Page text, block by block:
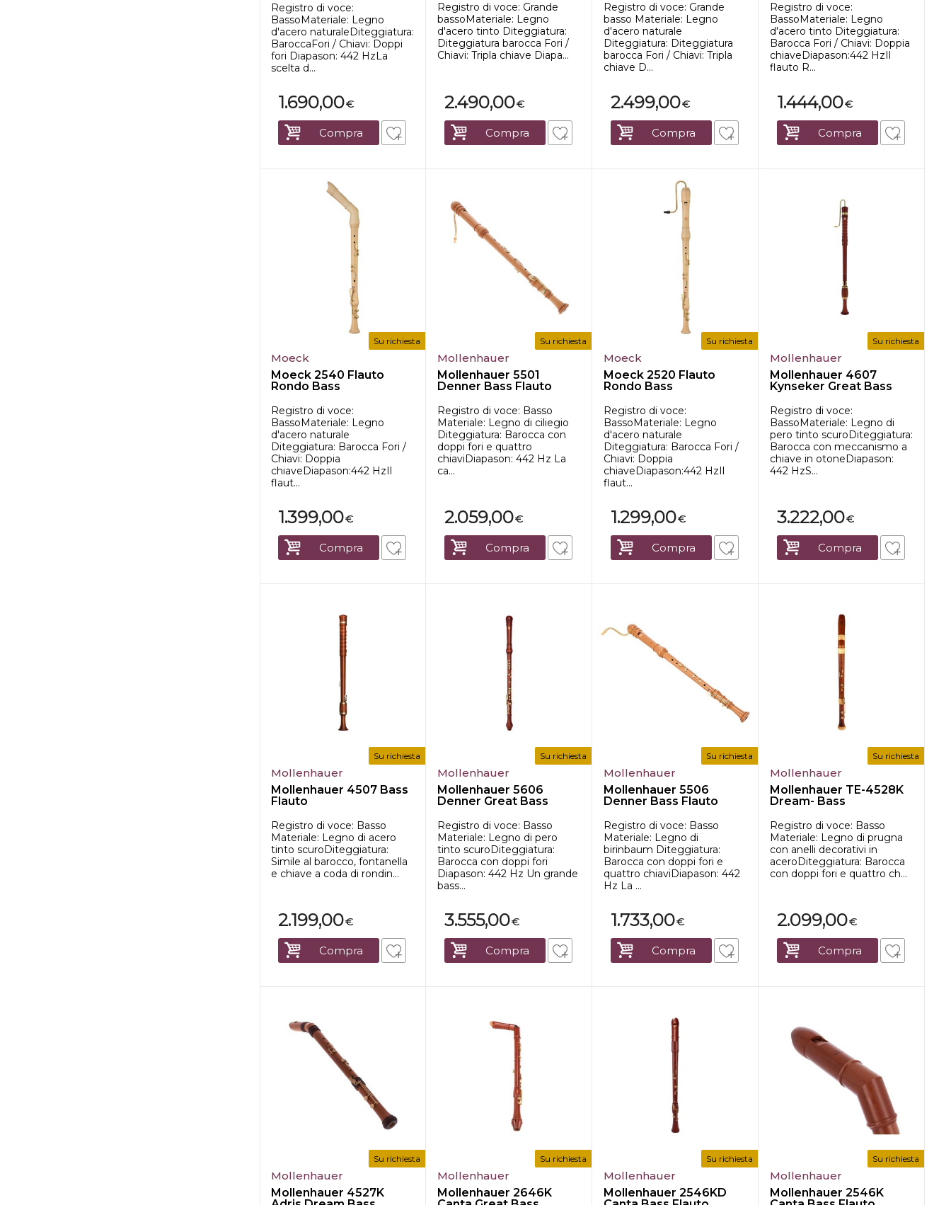
Registro di voce:
BassoMateriale: Legno
d'acero naturaleDiteggiatura:
BaroccaFori / Chiavi: Doppi
fori Diapason: 442 HzLa
scelta d...
€
1.690,00
Compra
Registro di voce: Grande
bassoMateriale: Legno
d'acero tinto Diteggiatura:
Diteggiatura barocca Fori /
Chiavi: Tripla chiave Diapa...
€
2.490,00
Compra
Registro di voce: Grande
basso Materiale: Legno
d'acero naturale
Diteggiatura: Diteggiatura
barocca Fori / Chiavi: Tripla
chiave D...
€
2.499,00
Compra
Registro di voce:
BassoMateriale: Legno
d'acero tinto Diteggiatura:
Barocca Fori / Chiavi: Doppia
chiaveDiapason:442 HzIl
flauto R...
€
1.444,00
Compra
Su richiesta
Moeck
Moeck 2540 Flauto
Rondo Bass
Registro di voce:
BassoMateriale: Legno
d'acero naturale
Diteggiatura: Barocca Fori /
Chiavi: Doppia
chiaveDiapason:442 HzIl
flaut...
€
1.399,00
Compra
Su richiesta
Mollenhauer
Mollenhauer 5501
Denner Bass Flauto
Registro di voce: Basso
Materiale: Legno di ciliegio
Diteggiatura: Barocca con
doppi fori e quattro
chiaviDiapason: 442 Hz La
ca...
€
2.059,00
Compra
Su richiesta
Moeck
Moeck 2520 Flauto
Rondo Bass
Registro di voce:
BassoMateriale: Legno
d'acero naturale
Diteggiatura: Barocca Fori /
Chiavi: Doppia
chiaveDiapason:442 HzIl
flaut...
€
1.299,00
Compra
Su richiesta
Mollenhauer
Mollenhauer 4607
Kynseker Great Bass
Registro di voce:
BassoMateriale: Legno di
pero tinto scuroDiteggiatura:
Barocca con meccanismo a
chiave in otoneDiapason:
442 HzS...
€
3.222,00
Compra
Su richiesta
Mollenhauer
Mollenhauer 4507 Bass
Flauto
Registro di voce: Basso
Materiale: Legno di acero
tinto scuroDiteggiatura:
Simile al barocco, fontanella
e chiave a coda di rondin...
€
2.199,00
Compra
Su richiesta
Mollenhauer
Mollenhauer 5606
Denner Great Bass
Registro di voce: Basso
Materiale: Legno di pero
tinto scuroDiteggiatura:
Barocca con doppi fori
Diapason: 442 Hz Un grande
bass...
€
3.555,00
Compra
Su richiesta
Mollenhauer
Mollenhauer 5506
Denner Bass Flauto
Registro di voce: Basso
Materiale: Legno di
birinbaum Diteggiatura:
Barocca con doppi fori e
quattro chiaviDiapason: 442
Hz La ...
€
1.733,00
Compra
Su richiesta
Mollenhauer
Mollenhauer TE-4528K
Dream- Bass
Registro di voce: Basso
Materiale: Legno di prugna
con anelli decorativi in
aceroDiteggiatura: Barocca
con doppi fori e quattro ch...
€
2.099,00
Compra
Su richiesta
Mollenhauer
Mollenhauer 4527K
Su richiesta
Mollenhauer
Mollenhauer 2646K
Su richiesta
Mollenhauer
Mollenhauer 2546KD
Su richiesta
Mollenhauer
Mollenhauer 2546K